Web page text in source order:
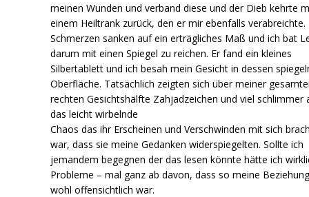
meinen Wunden und verband diese und der Dieb kehrte
einem Heiltrank zurück, den er mir ebenfalls verabreichte.
Schmerzen sanken auf ein erträgliches Maß und ich bat
darum mit einen Spiegel zu reichen. Er fand ein kleines
Silbertablett und ich besah mein Gesicht in dessen
Oberfläche. Tatsächlich zeigten sich über meiner
rechten Gesichtshälfte Zahjadzeichen und viel schlimmer
das leicht wirbelnde
Chaos das ihr Erscheinen und Verschwinden mit sich
war, dass sie meine Gedanken widerspiegelten. Sollte ich
jemandem begegnen der das lesen könnte hätte ich
Probleme – mal ganz ab davon, dass so meine
wohl offensichtlich war.